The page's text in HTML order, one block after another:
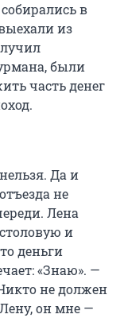
в
из
были
часть денег
Да и
не
Лена
и
деньги
«Знаю». —
не должен
он мне —